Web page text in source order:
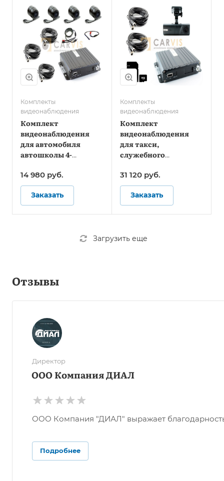
Комплекты
видеонаблюдения
Комплект
видеонаблюдения
для автомобиля
автошколы 4-
14 980 руб.
Заказать
Комплекты
видеонаблюдения
Комплект
видеонаблюдения
для такси,
служебного
автомобиля ЧОП -
Онлайн
31 120 руб.
Заказать
Загрузить еще
Отзывы
Директор
ООО Компания ДИАЛ
ООО Компания "ДИАЛ" выражает
Подробнее